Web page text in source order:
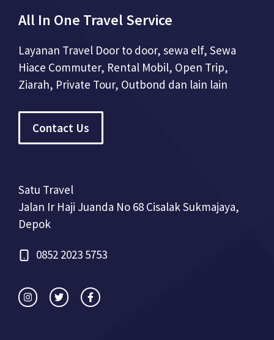
All In One Travel Service
Layanan Travel Door to door, sewa elf, Sewa
Hiace Commuter, Rental Mobil, Open Trip,
Ziarah, Private Tour, Outbond dan lain lain
Contact Us
Satu Travel
Jalan Ir Haji Juanda No 68 Cisalak Sukmajaya,
Depok
0852 2023 5753